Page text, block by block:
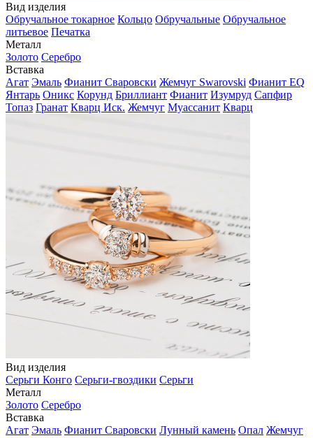
Вид изделия
Обручальное токарное Кольцо Обручальные Обручальное
литьевое Печатка
Металл
Золото Серебро
Вставка
Агат Эмаль Фианит Сваровски Жемчуг Swarovski Фианит EQ
Янтарь Оникс Корунд Бриллиант Фианит Изумруд Сапфир
Топаз Гранат Кварц Иск. Жемчуг Муассанит Кварц
Вид изделия
Серьги Конго Серьги-гвоздики Серьги
Металл
Золото Серебро
Вставка
Агат Эмаль Фианит Сваровски Лунный камень Опал Жемчуг